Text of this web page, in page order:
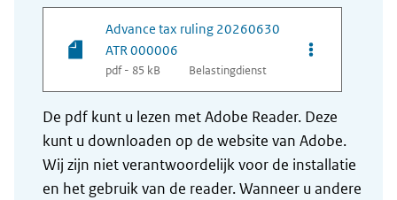
Advance tax ruling 20260630
ATR 000006
pdf - 85 kB Belastingdienst
Opties van
De pdf kunt u lezen met Adobe Reader. Deze
kunt u downloaden op de website van Adobe.
Wij zijn niet verantwoordelijk voor de installatie
en het gebruik van de reader. Wanneer u andere